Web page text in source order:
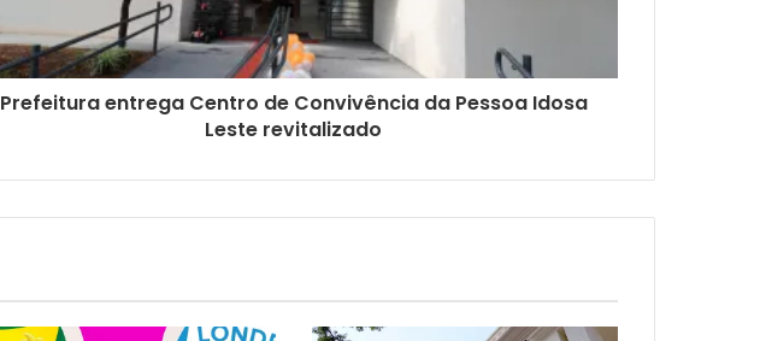
Prefeitura entrega Centro de Convivência da Pessoa Idosa
Leste revitalizado